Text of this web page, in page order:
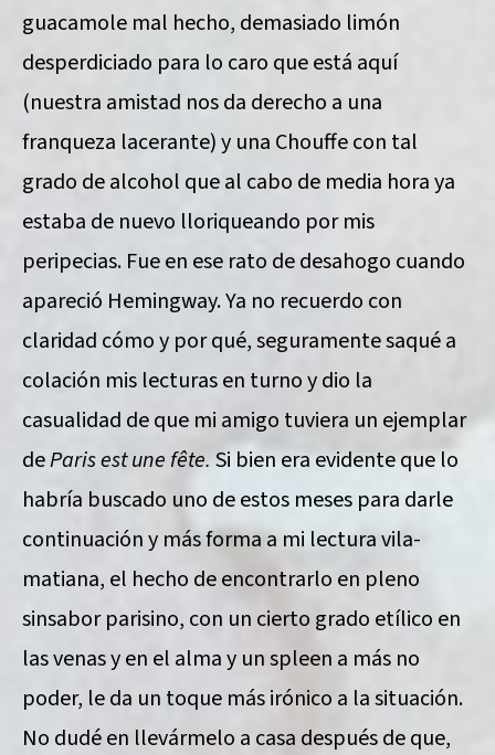
guacamole mal hecho, demasiado limón
desperdiciado para lo caro que está aquí
(nuestra amistad nos da derecho a una
franqueza lacerante) y una Chouffe con tal
grado de alcohol que al cabo de media hora ya
estaba de nuevo lloriqueando por mis
peripecias. Fue en ese rato de desahogo cuando
apareció Hemingway. Ya no recuerdo con
claridad cómo y por qué, seguramente saqué a
colación mis lecturas en turno y dio la
casualidad de que mi amigo tuviera un ejemplar
deParis est une fête.Si bien era evidente que lo
habría buscado uno de estos meses para darle
continuación y más forma a mi lectura vila-
matiana, el hecho de encontrarlo en pleno
sinsabor parisino, con un cierto grado etílico en
las venas y en el alma y un spleen a más no
poder, le da un toque más irónico a la situación.
No dudé en llevármelo a casa después de que,